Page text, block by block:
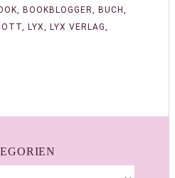
, BOOKBLOGGER, BUCH ,
, LYX, LYX VERLAG,